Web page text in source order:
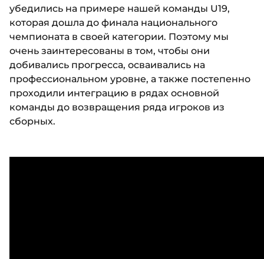
убедились на примере нашей команды U19,
которая дошла до финала национального
чемпионата в своей категории. Поэтому мы
очень заинтересованы в том, чтобы они
добивались прогресса, осваивались на
профессиональном уровне, а также постепенно
проходили интеграцию в рядах основной
команды до возвращения ряда игроков из
сборных.